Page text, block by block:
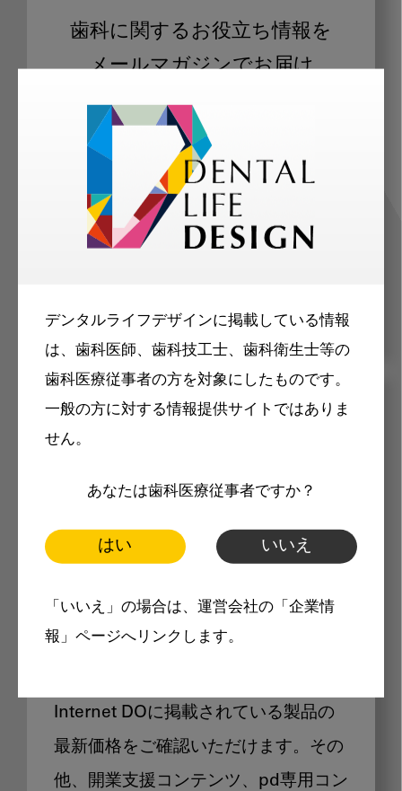
デンタルライフデザインに掲載している情報
は、歯科医師、歯科技工士、歯科衛生士等の
歯科医療従事者の方を対象にしたものです。
一般の方に対する情報提供サイトではありま
せん。
あなたは歯科医療従事者ですか？
はい いいえ
「いいえ」の場合は、運営会社の「企業情
報」ページへリンクします。
歯科に関するお役立ち情報を
メールマガジンでお届け
ご登録いただいた職種（歯科医師、歯
科衛生士、歯科技工士）に合わせた内
容のメールマガジンをお届けします。
メリット
製品価格も閲覧可能
Internet DOに掲載されている製品の
最新価格をご確認いただけます。その
他、開業支援コンテンツ、pd専用コン